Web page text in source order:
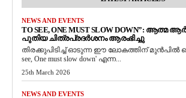
NEWS AND EVENTS
TO SEE, ONE MUST SLOW DOWN”: ആത്മ
പുതിയ ചിത്രപ്രദർശനം ആരംഭിച്ചു
തിരക്കുപിടിച്ച് ഓടുന്ന ഈ ലോകത്തിന് മുൻപിൽ
see, One must slow down' എന്ന...
25th March 2026
NEWS AND EVENTS